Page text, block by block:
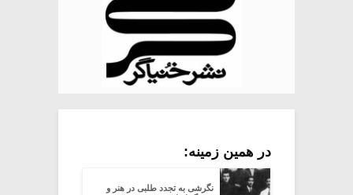
در همین زمینه:
نگرشی به تجدد طلبی در هنر و